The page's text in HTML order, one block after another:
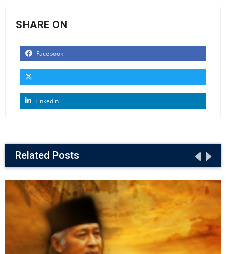
SHARE ON
Facebook
Linkedin
Related Posts